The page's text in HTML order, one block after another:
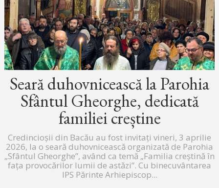
Seară duhovnicească la Parohia
Sfântul Gheorghe, dedicată
familiei creștine
Credincioșii din Bacău au fost invitați vineri, 3 aprilie
2026, la o seară duhovnicească organizată de Parohia
„Sfântul Gheorghe”, având ca temă „Familia creștină în
fața provocărilor lumii de astăzi”. Cu binecuvântarea
IPS Părinte Arhiepiscop...